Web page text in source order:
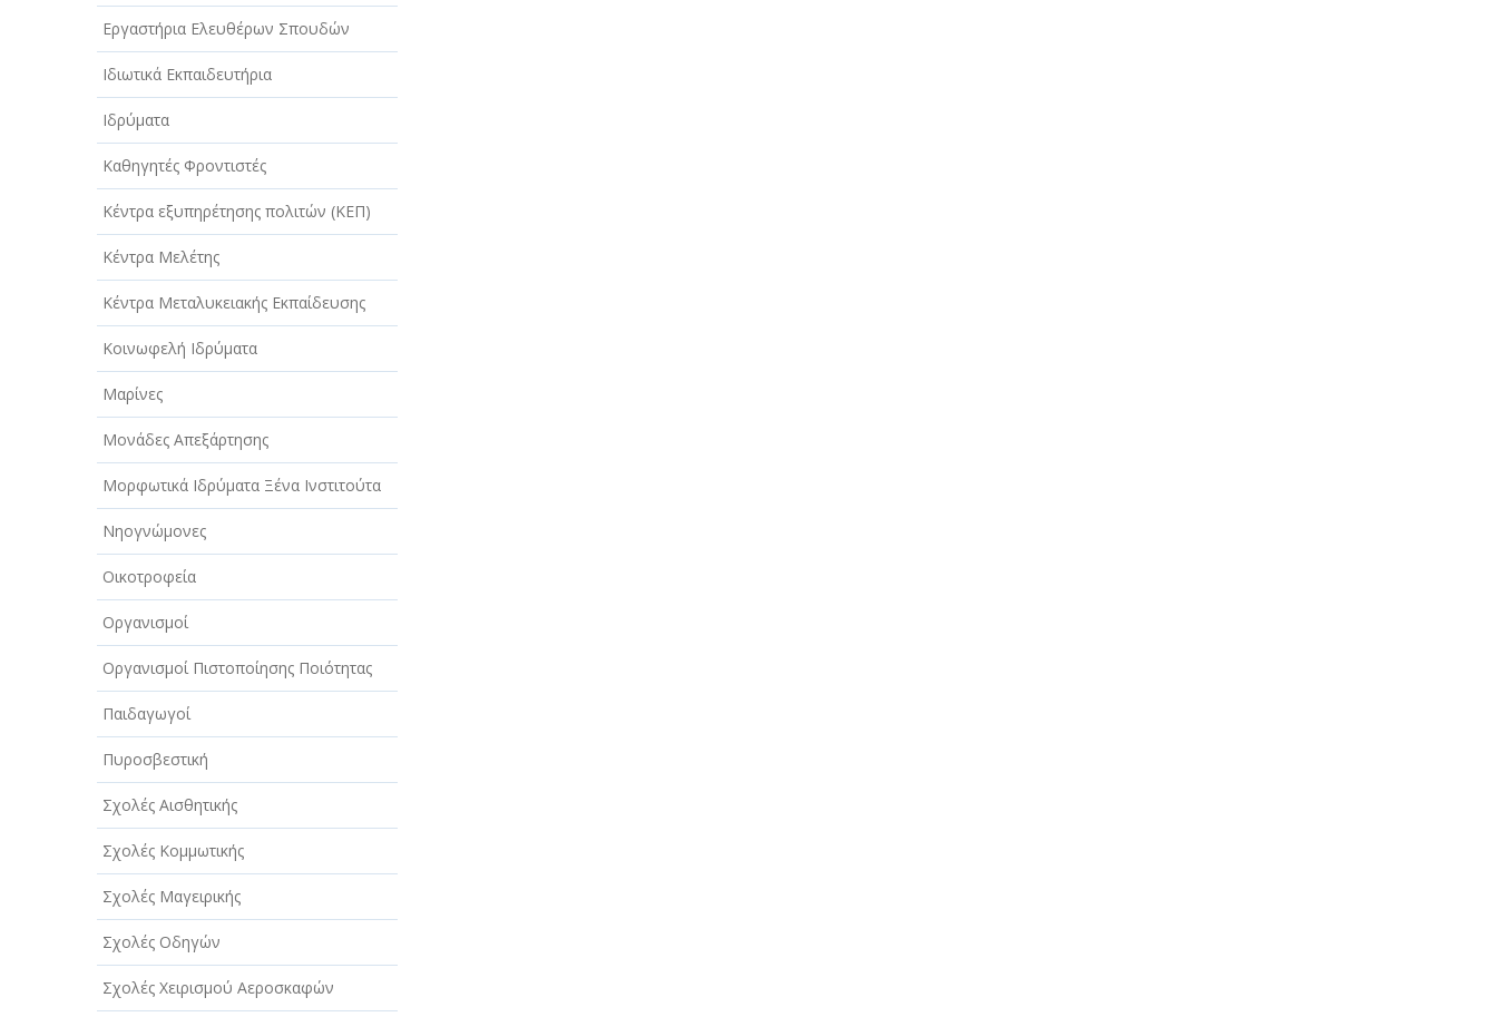
Εργαστήρια Ελευθέρων Σπουδών
Ιδιωτικά Εκπαιδευτήρια
Ιδρύματα
Καθηγητές Φροντιστές
Κέντρα εξυπηρέτησης πολιτών (ΚΕΠ)
Κέντρα Μελέτης
Κέντρα Μεταλυκειακής Εκπαίδευσης
Κοινωφελή Ιδρύματα
Μαρίνες
Μονάδες Απεξάρτησης
Μορφωτικά Ιδρύματα Ξένα Ινστιτούτα
Νηογνώμονες
Οικοτροφεία
Οργανισμοί
Οργανισμοί Πιστοποίησης Ποιότητας
Παιδαγωγοί
Πυροσβεστική
Σχολές Αισθητικής
Σχολές Κομμωτικής
Σχολές Μαγειρικής
Σχολές Οδηγών
Σχολές Χειρισμού Αεροσκαφών